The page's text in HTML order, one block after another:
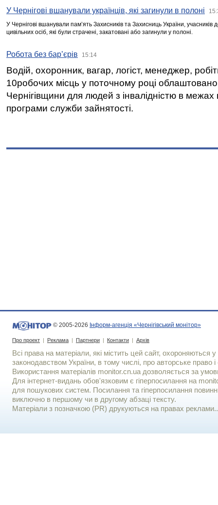
У Чернігові вшанували українців, які загинули в полоні
У Чернігові вшанували пам’ять Захисників та Захисниць України,
цивільних осіб, які були страчені, закатовані або загинули у полоні.
Робота без бар’єрів 15:14
Водій, охоронник, вагар, логіст, менеджер,
10робочих місць у поточному році
Чернігівщини для людей з інвалідністю в межах
програми служби зайнятості.
© 2005-2026 Інформ-агенція «Чернігівський монітор»
Про проект | Реклама | Партнери | Контакти | Архів
Всі права на матеріали, які містить цей сайт, охороняються у
законодавством України, в тому числі, про авторське право і
Використання матерiалiв monitor.cn.ua дозволяється за
Для iнтернет-видань обов'язковим є гiперпосилання на
для пошукових систем. Посилання та гіперпосилання
виключно в першому чи в другому абзаці тексту.
Матеріали з позначкою (PR) друкуються на правах реклами..